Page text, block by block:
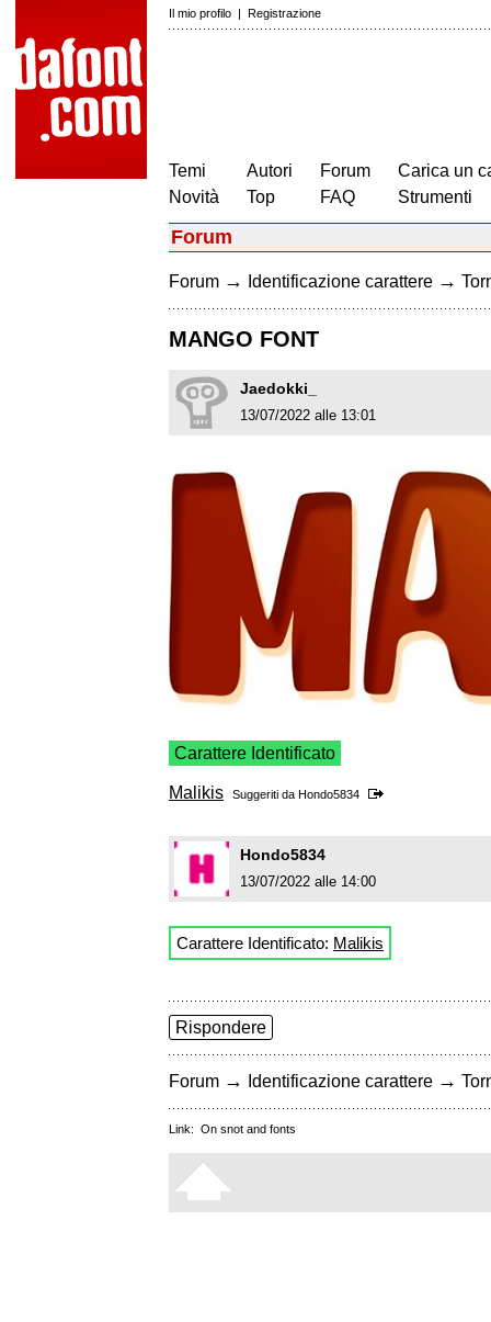
Il mio profilo | Registrazione
Temi
Novità
Autori
Top
Forum
FAQ
Carica un
Strumenti
Forum
Forum → Identificazione carattere →
MANGO FONT
Jaedokki_
13/07/2022 alle 13:01
Carattere Identificato
Malikis Suggeriti da Hondo5834
Hondo5834
13/07/2022 alle 14:00
Carattere Identificato: Malikis
Rispondere
Forum → Identificazione carattere →
Link: On snot and fonts